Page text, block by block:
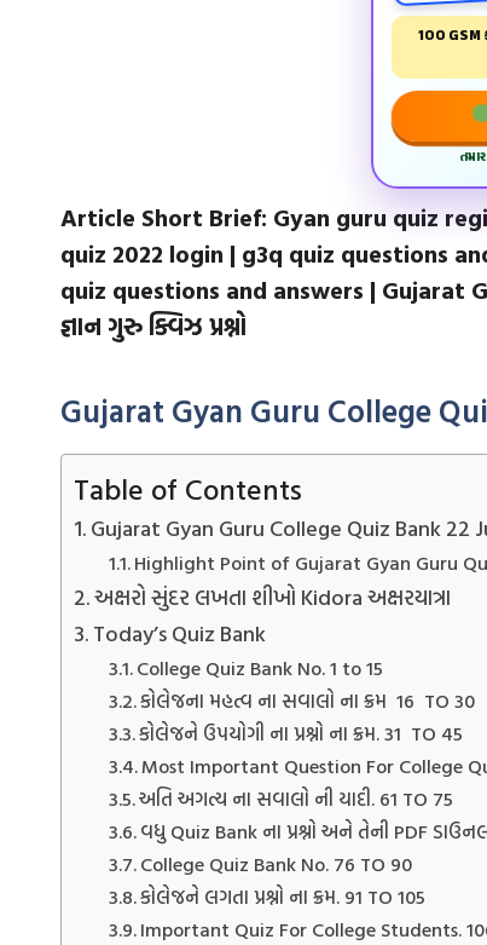
100
Article Short Brief: Gyan guru quiz
quiz 2022 login | g3q quiz questions
quiz questions and answers | Gujarat
જ્ઞાન ગુરુ ક્વિઝ પ્રશ્નો
Gujarat Gyan Guru College
Table of Contents
Gujarat Gyan Guru College Quiz Bank 22
Highlight Point of Gujarat Gyan Guru
અક્ષરો સુંદર લખતા શીખો Kidora અક્ષરયાત્રા
Today’s Quiz Bank
College Quiz Bank No. 1 to 15
કોલેજના મહત્વ ના સવાલો ના ક્રમ 16 TO 30
કોલેજને ઉપયોગી ના પ્રશ્નો ના ક્રમ. 31 TO 45
Most Important Question For College
અતિ અગત્ય ના સવાલો ની યાદી. 61 TO 75
વધુ Quiz Bank ના પ્રશ્નો અને તેની PDF
College Quiz Bank No. 76 TO 90
કોલેજને લગતા પ્રશ્નો ના ક્રમ. 91 TO 105
Important Quiz For College Students.